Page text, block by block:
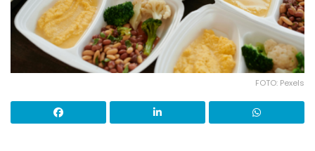
FOTO: Pexels